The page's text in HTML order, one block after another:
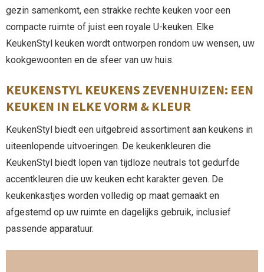
gezin samenkomt, een strakke rechte keuken voor een
compacte ruimte of juist een royale U-keuken. Elke
KeukenStyl keuken wordt ontworpen rondom uw wensen, uw
kookgewoonten en de sfeer van uw huis.
KEUKENSTYL KEUKENS ZEVENHUIZEN: EEN
KEUKEN IN ELKE VORM & KLEUR
KeukenStyl biedt een uitgebreid assortiment aan keukens in
uiteenlopende uitvoeringen. De keukenkleuren die
KeukenStyl biedt lopen van tijdloze neutrals tot gedurfde
accentkleuren die uw keuken echt karakter geven. De
keukenkastjes worden volledig op maat gemaakt en
afgestemd op uw ruimte en dagelijks gebruik, inclusief
passende apparatuur.